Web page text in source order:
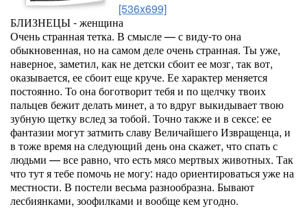
[536x699]
БЛИЗНЕЦЫ - женщина
Очень странная тетка. В смысле — с виду-то она
обыкновенная, но на самом деле очень странная. Ты уже,
наверное, заметил, как не детски сбоит ее мозг, так вот,
оказывается, ее сбоит еще круче. Ее характер меняется
постоянно. То она боготворит тебя и по щелчку твоих
пальцев бежит делать минет, а то вдруг выкидывает твою
зубную щетку вслед за тобой. Точно также и в сексе: ее
фантазии могут затмить славу Величайшего Извращенца, и
в тоже время на следующий день она скажет, что спать с
людьми — все равно, что есть мясо мертвых животных. Так
что тут я тебе помочь не могу: надо ориентироваться уже на
местности. В постели весьма разнообразна. Бывают
лесбиянками, зоофилками и вообще кем угодно.